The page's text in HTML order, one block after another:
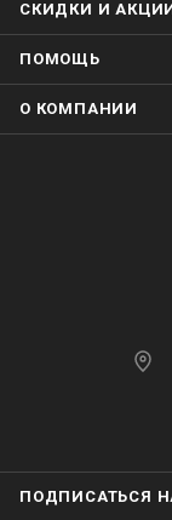
СКИДКИ И
ПОМОЩЬ
О КОМПАНИИ
ПОДПИСАТЬСЯ